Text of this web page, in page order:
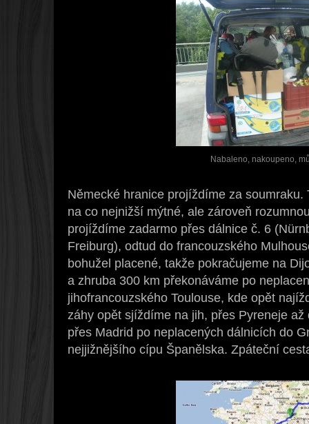
Nabaleno, nakoupeno,
Německé hranice projíždíme za
na co nejnižší mýtné, ale zároveň
projíždíme zadarmo přes dálnice č. 6
Freiburg), odtud do francouzského
bohužel placené, takže pokračujeme na
a zhruba 300 km překonáváme po
jihofrancouzského Toulouse, kde opět
záhy opět sjíždíme na jih, přes Pyreneje
přes Madrid po neplacených dálnicích do
nejjižnějšího cípu Španělska. Zpáteční